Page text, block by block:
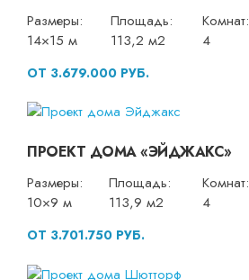
Размеры:
14×15 м
Площадь:
113,2 м2
Комнат:
4
ОТ 3.679.000 РУБ.
ПРОЕКТ ДОМА «ЭЙДЖАКС»
Размеры:
10×9 м
Площадь:
113,9 м2
Комнат:
4
ОТ 3.701.750 РУБ.